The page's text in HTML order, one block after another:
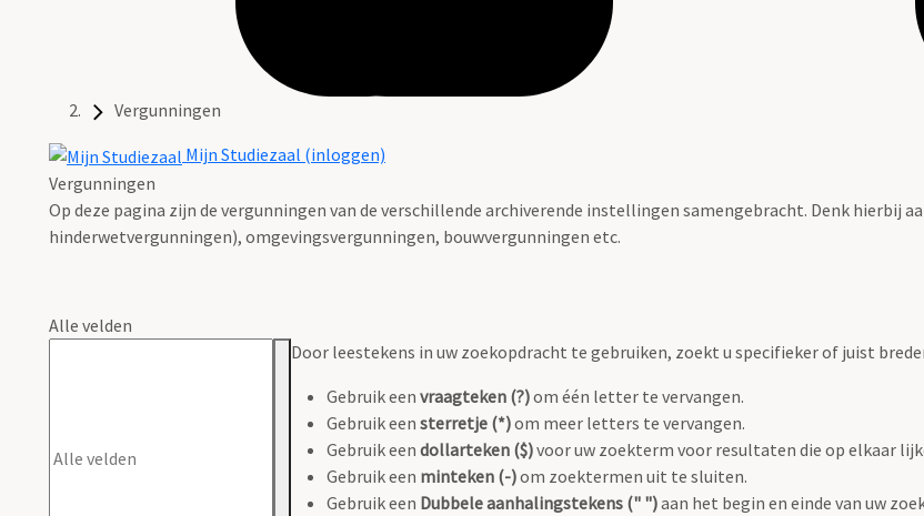
Vergunningen
Mijn Studiezaal (inloggen)
Vergunningen
Op deze pagina zijn de vergunningen van de verschillende archiverende instellingen samengebracht. Denk hierbij
hinderwetvergunningen), omgevingsvergunningen, bouwvergunningen etc.
Alle velden
Door leestekens in uw zoekopdracht te gebruiken, zoekt u specifieker of juist
Gebruik een vraagteken (?)om één letter te vervangen.
Gebruik een sterretje (*)om meer letters te vervangen.
Gebruik een dollarteken ($)voor uw zoekterm voor resultaten die op elkaar
Gebruik een minteken (-)om zoektermen uit te sluiten.
Gebruik een Dubbele aanhalingstekens (" ")aan het begin en einde van uw